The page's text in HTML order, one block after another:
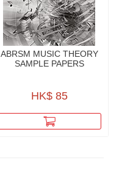
ABRSM MUSIC THEORY
SAMPLE PAPERS
HK$ 85